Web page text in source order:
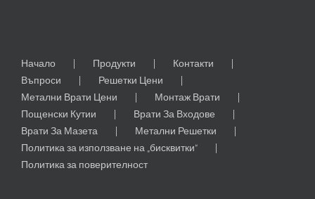
Начало Продукти
Контакти
Въпроси
Решетки Цени
Метални Врати Цени
Монтаж Врати
Пощенски Кутии
Врати За Входове
Врати За Мазета
Метални Решетки
Политика за използване на „бисквитки“
Политика за поверителност